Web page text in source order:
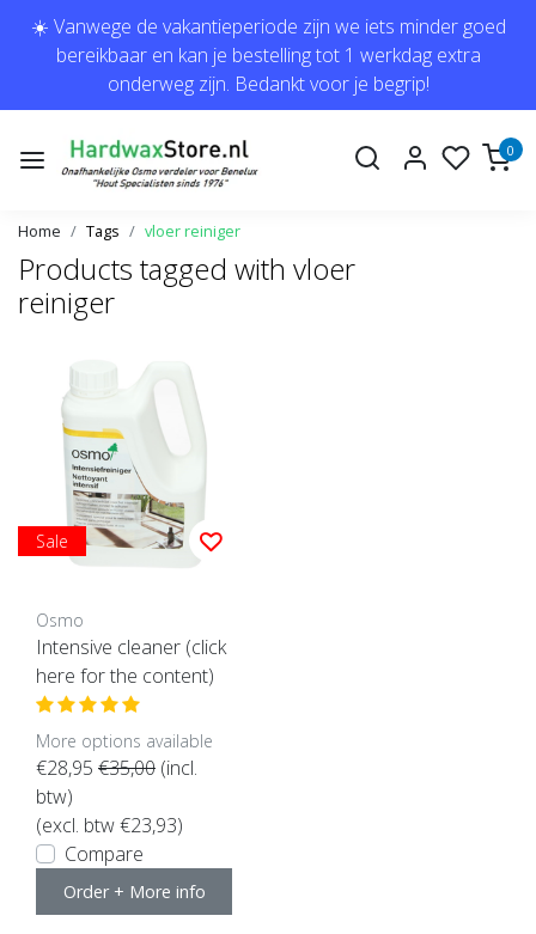
☀️ Vanwege de vakantieperiode zijn we iets minder goed
bereikbaar en kan je bestelling tot 1 werkdag extra
onderweg zijn. Bedankt voor je begrip!
0
Home Tags vloer reiniger
Products tagged with vloer
reiniger
Sale
Osmo
Intensive cleaner (click
here for the content)
More options available
€28,95 €35,00 (incl.
btw)
(excl. btw €23,93)
Compare
Order + More info